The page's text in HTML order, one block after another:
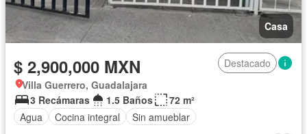
Casa
$ 2,900,000 MXN
Destacado
Villa Guerrero, Guadalajara
3 Recámaras
1.5 Baños
72 m²
Agua
Cocina integral Sin amueblar